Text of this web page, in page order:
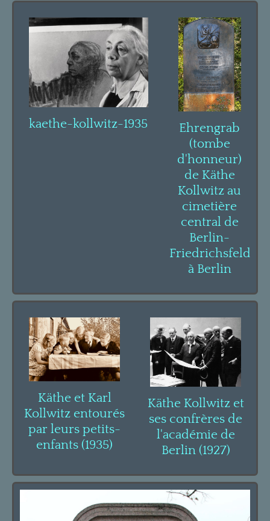
kaethe-kollwitz-1935
Ehrengrab
(tombe
d'honneur)
de Käthe
Kollwitz au
cimetière
central de
Berlin-
Friedrichsfelde
à Berlin
Käthe et Karl
Kollwitz entourés
par leurs petits-
enfants (1935)
Käthe Kollwitz et
ses confrères de
l'académie de
Berlin (1927)